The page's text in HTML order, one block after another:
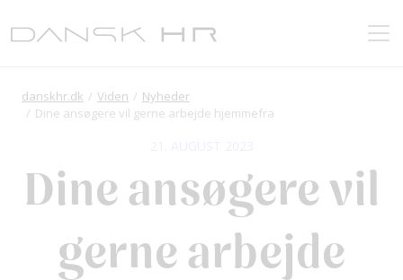
danskhr.dk Viden
Nyheder
Dine ansøgere vil gerne arbejde hjemmefra
Dine ansøgere vil
gerne arbejde